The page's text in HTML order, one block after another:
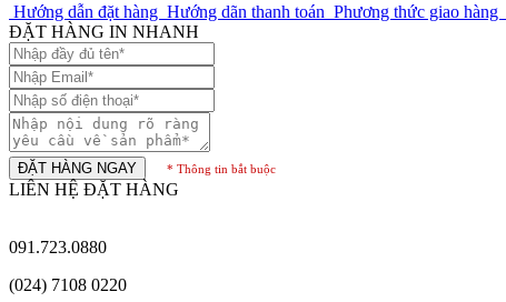
Hướng dẫn đặt hàng Hướng dãn thanh toán Phương thức giao hàng
ĐẶT HÀNG IN NHANH
ĐẶT HÀNG NGAY * Thông tin bắt buộc
LIÊN HỆ ĐẶT HÀNG
091.723.0880
(024) 7108 0220